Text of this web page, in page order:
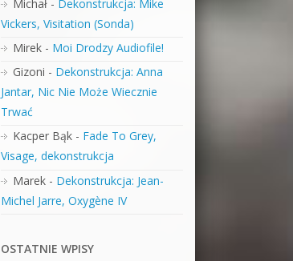
Michał- Dekonstrukcja: Mike
Vickers, Visitation (Sonda)
Mirek- Moi Drodzy Audiofile!
Gizoni - Dekonstrukcja: Anna
Jantar, Nic Nie Może Wiecznie
Trwać
Kacper Bąk- Fade To Grey,
Visage, dekonstrukcja
Marek- Dekonstrukcja: Jean-
Michel Jarre, Oxygène IV
OSTATNIE WPISY